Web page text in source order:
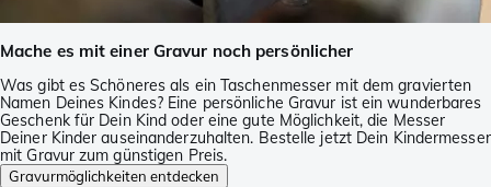
Mache es mit einer Gravur noch persönlicher
Was gibt es Schöneres als ein Taschenmesser mit dem gravierten
Namen Deines Kindes? Eine persönliche Gravur ist ein wunderbares
Geschenk für Dein Kind oder eine gute Möglichkeit, die Messer
Deiner Kinder auseinanderzuhalten. Bestelle jetzt Dein Kindermesser
mit Gravur zum günstigen Preis.
Gravurmöglichkeiten entdecken